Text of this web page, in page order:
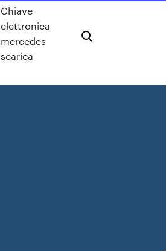
Chiave
elettronica
mercedes
scarica